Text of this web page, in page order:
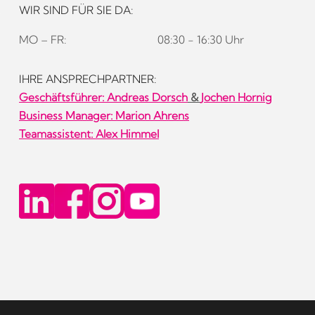
WIR SIND FÜR SIE DA:
MO – FR: 08:30 - 16:30 Uhr
IHRE ANSPRECHPARTNER:
Geschäftsführer: Andreas Dorsch & Jochen Hornig
Business Manager: Marion Ahrens
Teamassistent: Alex Himmel